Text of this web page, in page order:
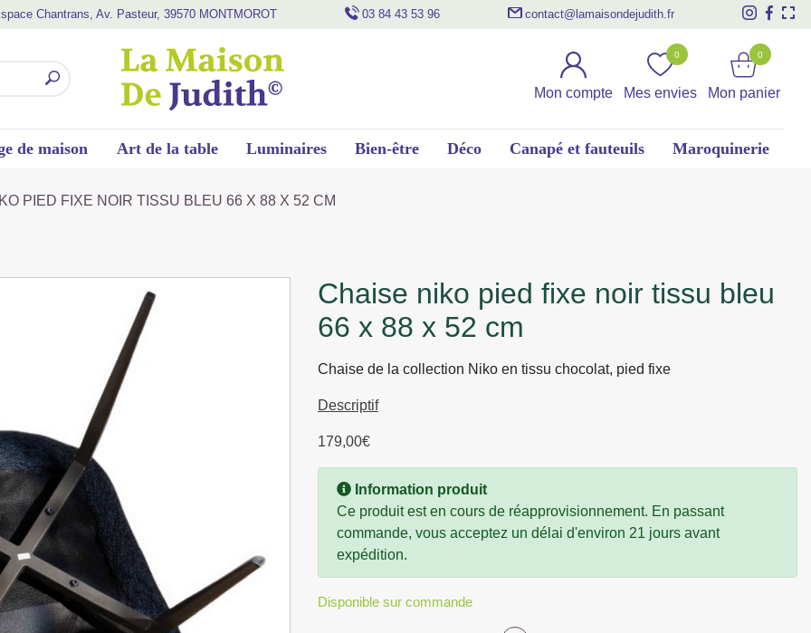
Chantrans, Av. Pasteur, 39570 MONTMOROT 03 84 43 53 96 contact@lamaisondejudith.fr
Mon compte Mes envies
0
Mon panier
0
de maison Art de la table Luminaires Bien-être Déco Canapé et fauteuils Maroquinerie
PIED FIXE NOIR TISSU BLEU 66 X 88 X 52 CM
chaise niko pied fixe noir tissu bleu
66 x 88 x 52 cm
Chaise de la collection Niko en tissu chocolat, pied fixe
Descriptif
179,00€
Information produit
Ce produit est en cours de réapprovisionnement. En passant
commande, vous acceptez un délai d'environ 21 jours avant
expédition.
Disponible sur commande